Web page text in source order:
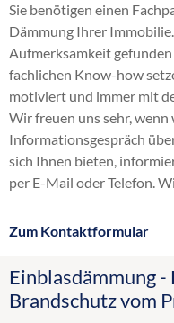
Einblasdämmung -
Brandschutz vom
Dämmung
Einblasdämmung
Einblasen
energetische
Flachdachdämmung
Fußbodendämmung
Gebäudedämmung
Hohlraumdämmung
Innendämmung
Sie benötigen einen
Dämmung Ihrer
Aufmerksamkeit
fachlichen Know-how
motiviert und immer mit
Wir freuen uns sehr,
Informationsgespräch
sich Ihnen bieten,
per E-Mail oder Telefon.
Zum Kontaktformular